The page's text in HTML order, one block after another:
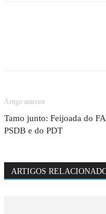
Artigo anterior
Tamo junto: Feijoada do
PSDB e do PDT
ARTIGOS